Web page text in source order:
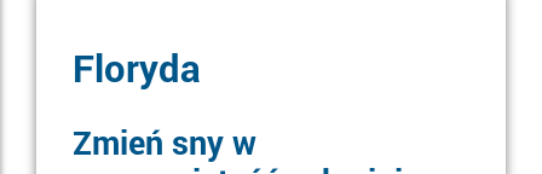
Floryda
Zmień sny w